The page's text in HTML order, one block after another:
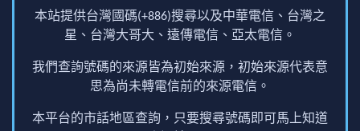
本站提供台灣國碼(+886)搜尋以及中華電信、台灣之
星、台灣大哥大、遠傳電信、亞太電信。
我們查詢號碼的來源皆為初始來源，初始來源代表意
思為尚未轉電信前的來源電信。
本平台的市話地區查詢，只要搜尋號碼即可馬上知道